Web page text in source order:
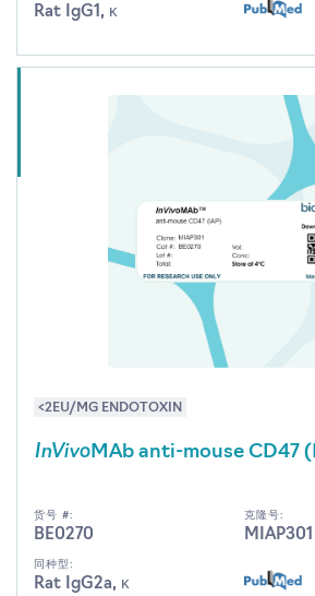
Rat IgG1, κ
<2EU/MG ENDOTOXIN
InVivoMAb anti-mouse CD47
货号 #:
BE0270
克隆号:
MIAP301
同种型:
Rat IgG2a, κ